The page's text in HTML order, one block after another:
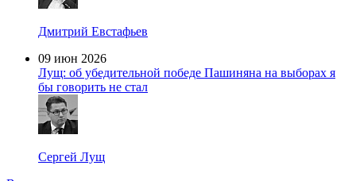
Дмитрий Евстафьев
09 июн 2026
Лущ: об убедительной победе Пашиняна на выборах я
бы говорить не стал
Сергей Лущ